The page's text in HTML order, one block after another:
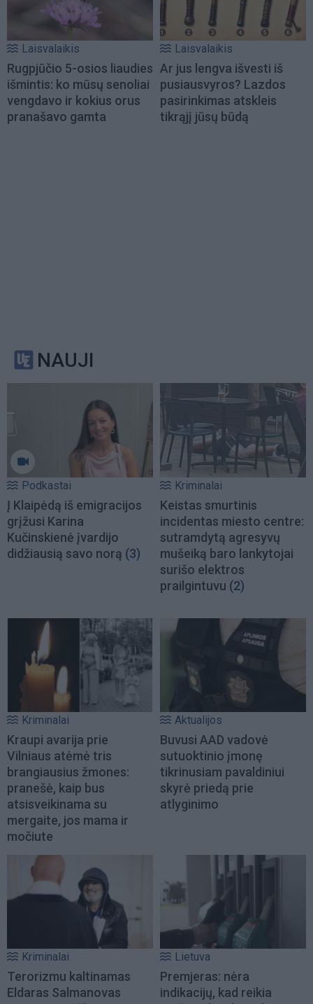
Laisvalaikis
Rugpjūčio 5-osios liaudies
išmintis: ko mūsų senoliai
vengdavo ir kokius orus
pranašavo gamta
Laisvalaikis
Ar jus lengva išvesti iš
pusiausvyros? Lazdos
pasirinkimas atskleis
tikrąjį jūsų būdą
NAUJI
Podkastai
Į Klaipėdą iš emigracijos
grįžusi Karina
Kučinskienė įvardijo
didžiausią savo norą (3)
Kriminalai
Keistas smurtinis
incidentas miesto centre:
sutramdytą agresyvų
mušeiką baro lankytojai
surišo elektros
prailgintuvu (2)
Kriminalai
Kraupi avarija prie
Vilniaus atėmė tris
brangiausius žmones:
pranešė, kaip bus
atsisveikinama su
mergaite, jos mama ir
močiute
Aktualijos
Buvusi AAD vadovė
sutuoktinio įmonę
tikrinusiam pavaldiniui
skyrė priedą prie
atlyginimo
Kriminalai
Terorizmu kaltinamas
Eldaras Salmanovas
Lietuva
Premjeras: nėra
indikacijų, kad reikia